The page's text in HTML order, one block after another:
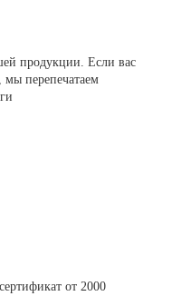
продукции. Если вас
мы перепечатаем
от 2000